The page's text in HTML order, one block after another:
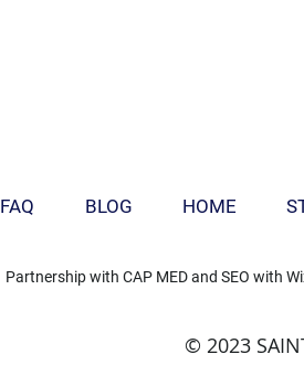
FAQ BLOG HOME
Partnership with CAP MEDand SEO with
© 2023